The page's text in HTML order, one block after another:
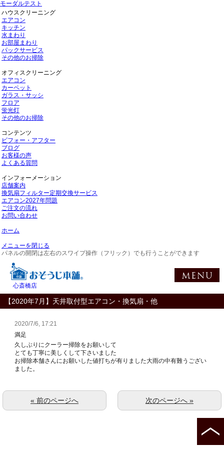
モーダルテスト
ハウスクリーニング
エアコン
キッチン
水まわり
お部屋まわり
パックサービス
その他のお掃除
オフィスクリーニング
エアコン
カーペット
ガラス・サッシ
フロア
蛍光灯
その他のお掃除
コンテンツ
ビフォー・アフター
ブログ
お客様の声
よくある質問
インフォーメーション
店舗案内
換気扇フィルター定期交換サービス
エアコン2027年問題
ご注文の流れ
お問い合わせ
ホーム
メニューを閉じる
パネルの開閉は左右のスワイプ操作（フリック）でも行うことができます
心斎橋店
【2020年7月】天井取付型エアコン・換気扇・他
2020/7/6, 17:21
満足
久しぶりにクーラー掃除をお願いして
とても丁寧に美しくして下さいました
お掃除本舗さんにお願いした値打ちが有りました大雨の中有難うござい
ました。
次のページへ »
« 前のページへ